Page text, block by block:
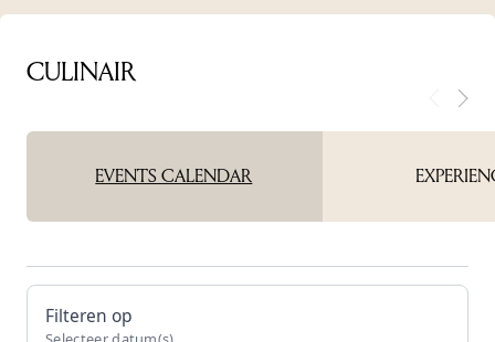
CULINAIR
EVENTS CALENDAR
Filteren op